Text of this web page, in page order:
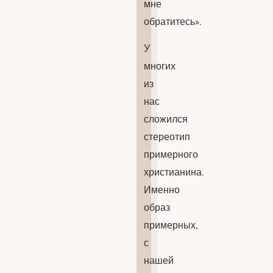
мне
обратитесь».
У
многих
из
нас
сложился
стереотип
примерного
христианина.
Именно
образ
примерных,
с
нашей